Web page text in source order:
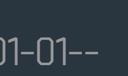
01--